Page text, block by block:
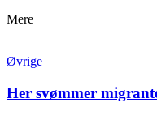
Mere
Øvrige
Her svømmer